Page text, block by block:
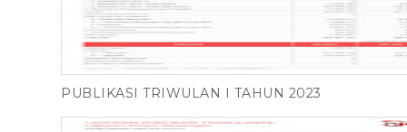
PUBLIKASI TRIWULAN I TAHUN 2023